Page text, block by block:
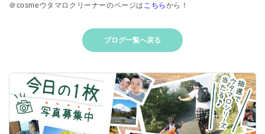
＠cosmeウタマロクリーナーのページは こちら から！
ブログ一覧へ戻る